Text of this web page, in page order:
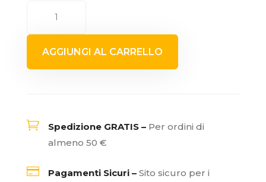
GRAGNANO
IGP
quantità
AGGIUNGI AL CARRELLO
 Spedizione GRATIS – Per ordini di
almeno 50 €
 Pagamenti Sicuri – Sito sicuro per i